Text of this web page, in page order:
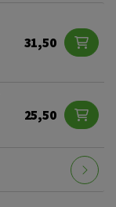
31,50
25,50